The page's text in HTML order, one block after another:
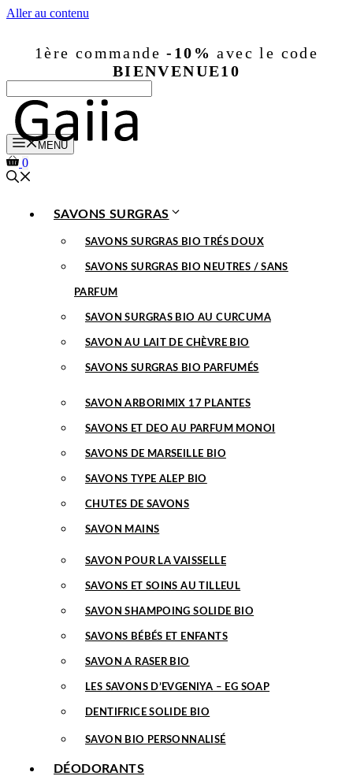
Aller au contenu
1ère commande-10% avec le code
BIENVENUE10
MENU
0
SAVONS SURGRAS
SAVONS SURGRAS BIO TRÉS DOUX
SAVONS SURGRAS BIO NEUTRES / SANS
PARFUM
SAVON SURGRAS BIO AU CURCUMA
SAVON AU LAIT DE CHÈVRE BIO
SAVONS SURGRAS BIO PARFUMÉS
SAVON ARBORIMIX 17 PLANTES
SAVONS ET DEO AU PARFUM MONOI
SAVONS DE MARSEILLE BIO
SAVONS TYPE ALEP BIO
CHUTES DE SAVONS
SAVON MAINS
SAVON POUR LA VAISSELLE
SAVONS ET SOINS AU TILLEUL
SAVON SHAMPOING SOLIDE BIO
SAVONS BÉBÉS ET ENFANTS
SAVON A RASER BIO
LES SAVONS D’EVGENIYA – EG SOAP
DENTIFRICE SOLIDE BIO
SAVON BIO PERSONNALISÉ
DÉODORANTS